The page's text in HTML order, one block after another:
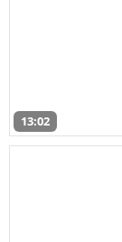
13:02